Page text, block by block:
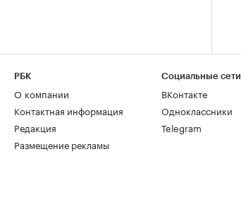
РБК
О компании
Контактная информация
Редакция
Размещение рекламы
Социальные сети
ВКонтакте
Одноклассники
Telegram